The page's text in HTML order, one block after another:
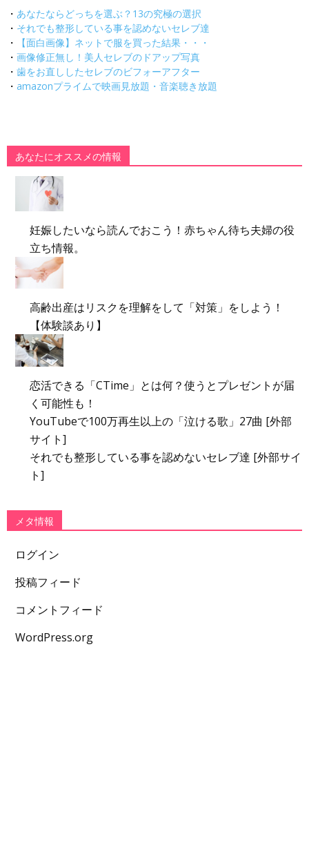
・ あなたならどっちを選ぶ？13の究極の選択
・ それでも整形している事を認めないセレブ達
・
【面白画像】ネットで服を買った結果・・・
・ 画像修正無し！美人セレブのドアップ写真
・ 歯をお直ししたセレブのビフォーアフター
・ amazonプライムで映画見放題・音楽聴き放題
あなたにオススメの情報
妊娠したいなら読んでおこう！赤ちゃん待ち夫婦の役
立ち情報。
高齢出産はリスクを理解をして「対策」をしよう！
【体験談あり】
恋活できる「CTime」とは何？使うとプレゼントが届
く可能性も！
YouTubeで100万再生以上の「泣ける歌」27曲 [外部
サイト]
それでも整形している事を認めないセレブ達 [外部サイ
ト]
メタ情報
ログイン
投稿フィード
コメントフィード
WordPress.org